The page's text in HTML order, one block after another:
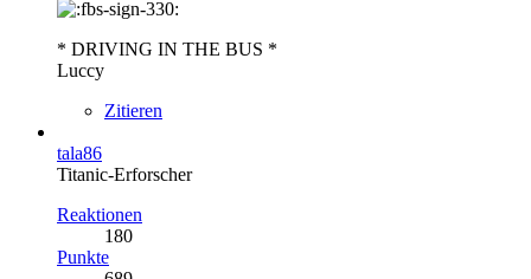
* DRIVING IN THE BUS *
Luccy
Zitieren
tala86
Titanic-Erforscher
Reaktionen
180
Punkte